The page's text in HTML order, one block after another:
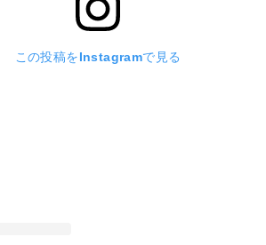
この投稿をInstagramで見る